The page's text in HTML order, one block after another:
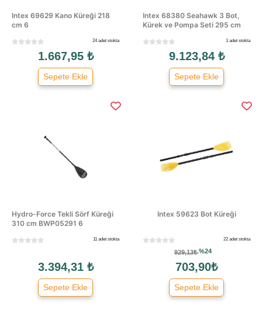
Intex 69629 Kano Küreği 218
cm 6
24 adet stokta
1.667,95 ₺
Sepete Ekle
Intex 68380 Seahawk 3 Bot,
Kürek ve Pompa Seti 295 cm
1 adet stokta
9.123,84 ₺
Sepete Ekle
Hydro-Force Tekli Sörf Küreği
310 cm BWP05291 6
11 adet stokta
3.394,31 ₺
Sepete Ekle
Intex 59623 Bot Küreği
22 adet stokta
929,13₺%24
703,90₺
Sepete Ekle